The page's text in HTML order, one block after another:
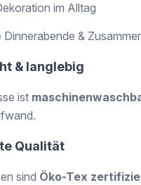
im Alltag
&
& langlebig
ist
Qualität
sind Öko-Tex